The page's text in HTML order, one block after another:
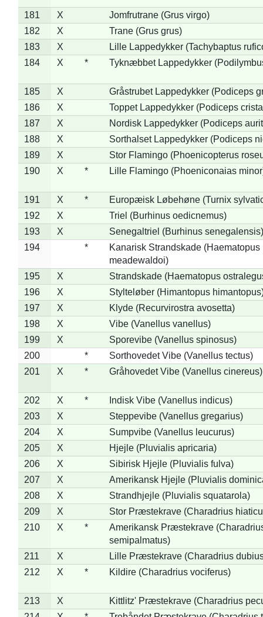
181 X
Jomfrutrane (Grus virgo)
182
X
Trane (Grus grus)
183
X
Lille Lappedykker (Tachybaptus
184
X * Tyknæbbet Lappedykker
185 X
Gråstrubet Lappedykker (Podiceps
186
X
Toppet Lappedykker (Podiceps
187
X
Nordisk Lappedykker (Podiceps
188
X
Sorthalset Lappedykker (Podiceps
189
X
Stor Flamingo (Phoenicopterus
190
X * Lille Flamingo (Phoeniconaias
191 X *
Europæisk Løbehøne (Turnix
192
X
Triel (Burhinus oedicnemus)
193
X
Senegaltriel (Burhinus senegalensis)
194
*
Kanarisk Strandskade (Haematopus
meadewaldoi)
195
X
Strandskade (Haematopus
196
X
Stylteløber (Himantopus
197
X
Klyde (Recurvirostra avosetta)
198
X
Vibe (Vanellus vanellus)
199
X
Sporevibe (Vanellus spinosus)
200
*
Sorthovedet Vibe (Vanellus tectus)
201
X * Gråhovedet Vibe (Vanellus cinereus)
202 X *
Indisk Vibe (Vanellus indicus)
203
X
Steppevibe (Vanellus gregarius)
204
X
Sumpvibe (Vanellus leucurus)
205
X
Hjejle (Pluvialis apricaria)
206
X
Sibirisk Hjejle (Pluvialis fulva)
207
X
Amerikansk Hjejle (Pluvialis
208
X
Strandhjejle (Pluvialis squatarola)
209
X
Stor Præstekrave (Charadrius
210
X *
Amerikansk Præstekrave
semipalmatus)
211
X
Lille Præstekrave (Charadrius
212
X * Kildire (Charadrius vociferus)
213 X
Kittlitz' Præstekrave (Charadrius